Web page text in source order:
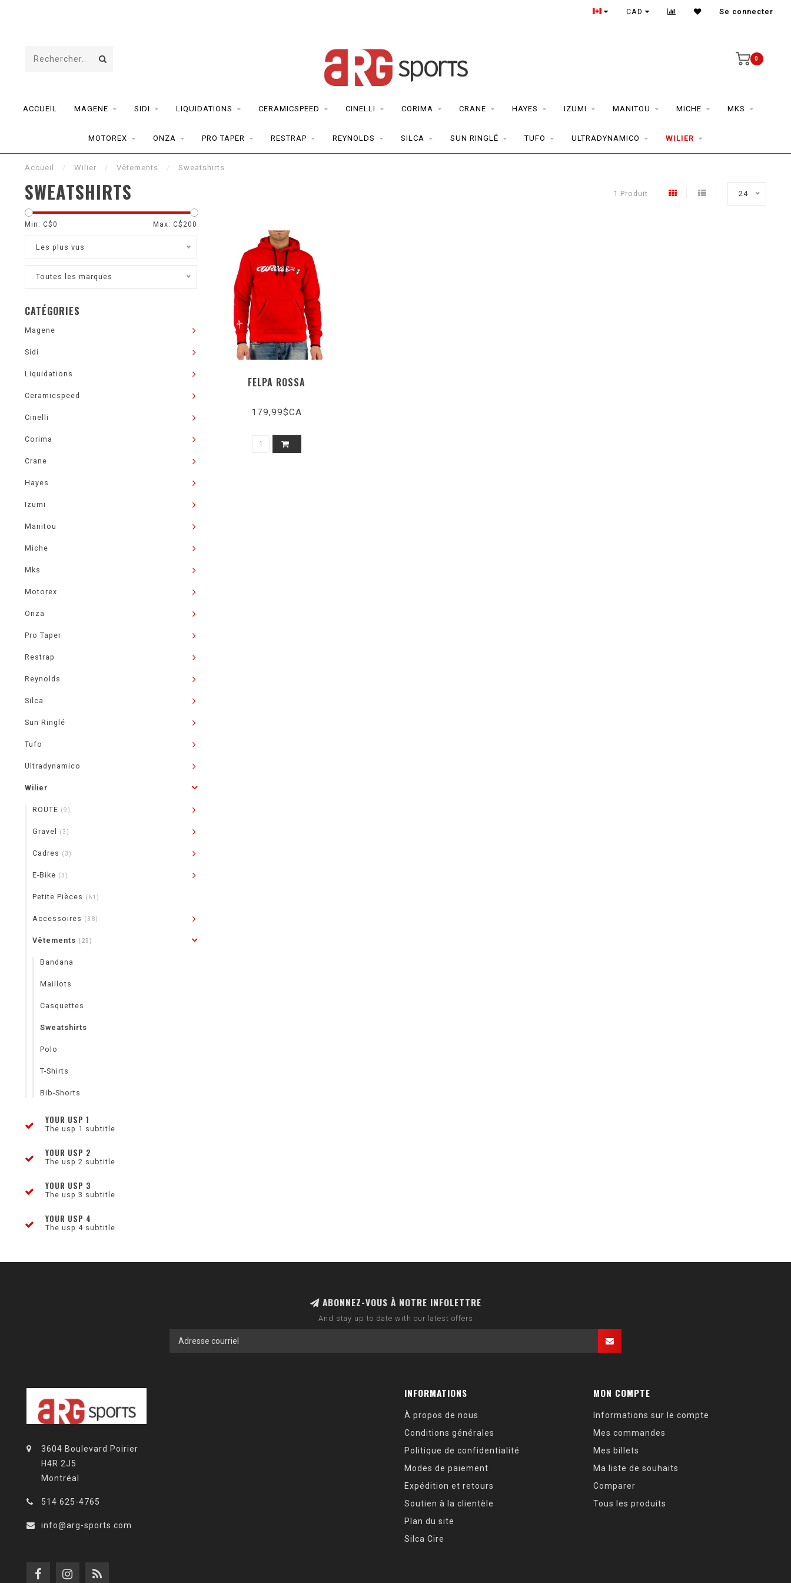
CAD Se connecter
0
ACCUEIL MAGENE SIDI LIQUIDATIONS CERAMICSPEED CINELLI CORIMA CRANE HAYES IZUMI MANITOU MICHE MKS
MOTOREX ONZA PRO TAPER RESTRAP REYNOLDS SILCA SUN RINGLÉ TUFO ULTRADYNAMICO WILIER
Accueil / Wilier / Vêtements / Sweatshirts
SWEATSHIRTS 1 Produit 24
Min: C$0 Max: C$ 200
Les plus vus
Toutes les marques
CATÉGORIES
Magene
Sidi
Liquidations
Ceramicspeed
Cinelli
Corima
Crane
Hayes
Izumi
Manitou
Miche
Mks
Motorex
Onza
Pro Taper
Restrap
Reynolds
Silca
Sun Ringlé
Tufo
Ultradynamico
Wilier
ROUTE (9)
Gravel (3)
Cadres (3)
E-Bike (3)
Petite Pièces (61)
Accessoires (38)
Vêtements (25)
Bandana
Maillots
Casquettes
Sweatshirts
Polo
T-Shirts
Bib-Shorts
YOUR USP 1
The usp 1 subtitle
YOUR USP 2
The usp 2 subtitle
YOUR USP 3
The usp 3 subtitle
YOUR USP 4
The usp 4 subtitle
FELPA ROSSA
179,99$CA
ABONNEZ-VOUS À NOTRE INFOLETTRE
And stay up to date with our latest offers
3604 Boulevard Poirier
H4R 2J5
Montréal
514 625-4765
info@arg-sports.com
INFORMATIONS
À propos de nous
Conditions générales
Politique de confidentialité
Modes de paiement
Expédition et retours
Soutien à la clientèle
Plan du site
Silca Cire
MON COMPTE
Informations sur le compte
Mes commandes
Mes billets
Ma liste de souhaits
Comparer
Tous les produits